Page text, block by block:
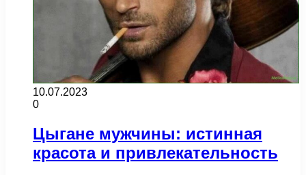
10.07.2023
0
Цыгане мужчины: истинная
красота и привлекательность